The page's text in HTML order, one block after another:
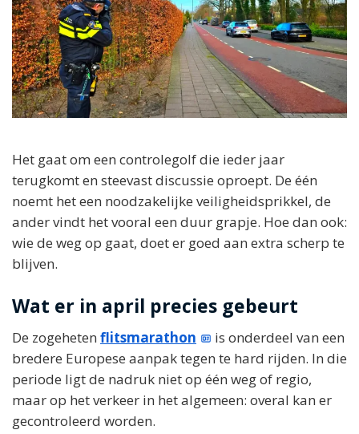
Het gaat om een controlegolf die ieder jaar
terugkomt en steevast discussie oproept. De één
noemt het een noodzakelijke veiligheidsprikkel, de
ander vindt het vooral een duur grapje. Hoe dan ook:
wie de weg op gaat, doet er goed aan extra scherp te
blijven.
Wat er in april precies gebeurt
De zogeheten flitsmarathon
is onderdeel van een
bredere Europese aanpak tegen te hard rijden. In die
periode ligt de nadruk niet op één weg of regio,
maar op het verkeer in het algemeen: overal kan er
gecontroleerd worden.